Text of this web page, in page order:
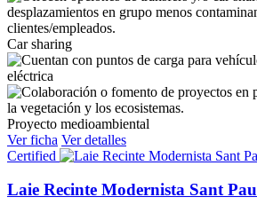
Car sharing
eléctrica
Proyecto medioambiental
Ver ficha Ver detalles
Certified
Laie Recinte Modernista Sant Pau